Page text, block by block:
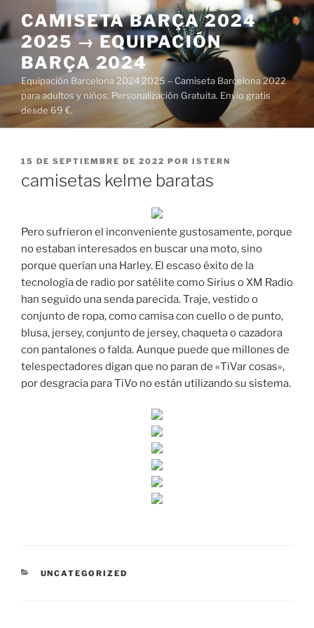
al
contenido
CAMISETA BARÇA 2024
2025 → EQUIPACIÓN
BARÇA 2024
Equipación Barcelona 2024 2025 – Camiseta Barcelona 2022
para adultos y niños. Personalización Gratuita. Envío gratis
desde 69 €.
PUBLICADO
15 DE SEPTIEMBRE DE 2022 POR ISTERN
camisetas kelme baratas
Pero sufrieron el inconveniente gustosamente, porque
no estaban interesados en buscar una moto, sino
porque querían una Harley. El escaso éxito de la
tecnología de radio por satélite como Sirius o XM Radio
han seguido una senda parecida. Traje, vestido o
conjunto de ropa, como camisa con cuello o de punto,
blusa, jersey, conjunto de jersey, chaqueta o cazadora
con pantalones o falda. Aunque puede que millones de
telespectadores digan que no paran de «TiVar cosas»,
por desgracia para TiVo no están utilizando su sistema.
CATEGORÍAS
UNCATEGORIZED